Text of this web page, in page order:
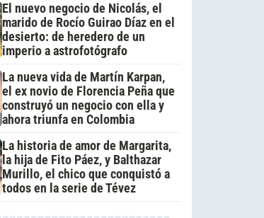
El nuevo negocio de Nicolás, el
marido de Rocío Guirao Díaz en el
desierto: de heredero de un
imperio a astrofotógrafo
La nueva vida de Martín Karpan,
el ex novio de Florencia Peña que
construyó un negocio con ella y
ahora triunfa en Colombia
La historia de amor de Margarita,
la hija de Fito Páez, y Balthazar
Murillo, el chico que conquistó a
todos en la serie de Tévez